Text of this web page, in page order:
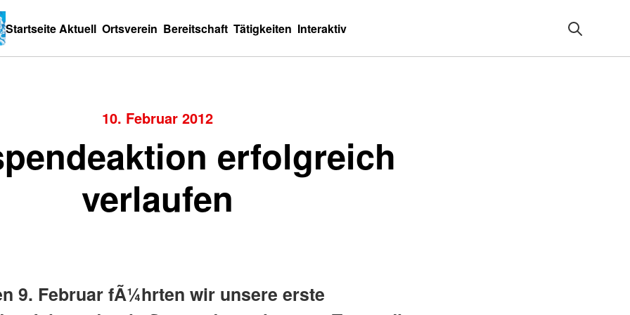
StartseiteAktuell Ortsverein Bereitschaft Tätigkeiten Interaktiv
10. Februar 2012
erfolgreich
verlaufen
9. Februar fÃ¼hrten wir unsere erste